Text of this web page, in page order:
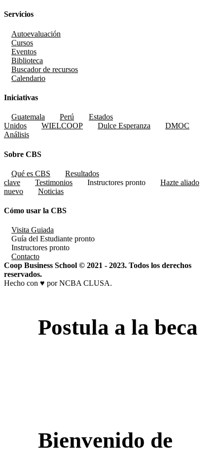
Servicios
Autoevaluación
Cursos
Eventos
Biblioteca
Buscador de recursos
Calendario
Iniciativas
Guatemala Perú
Estados
Unidos
WIELCOOP Dulce Esperanza
DMOC
Análisis
Sobre CBS
Qué es CBS
Resultados
clave
Testimonios Instructores pronto
Hazte aliado
nuevo
Noticias
Cómo usar la CBS
Visita Guiada
Guía del Estudiante pronto
Instructores pronto
Contacto
Coop Business School © 2021 - 2023. Todos los derechos
reservados.
Hecho con ♥ por NCBA CLUSA.
Postula a la beca
Bienvenido de